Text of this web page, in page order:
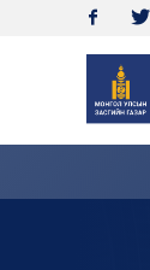
Facebook